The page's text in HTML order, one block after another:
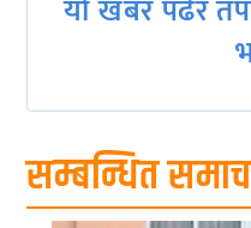
यो खबर पढेर
सम्बन्धित